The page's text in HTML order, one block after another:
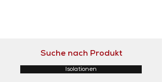
Suche nach Produkt
Isolationen